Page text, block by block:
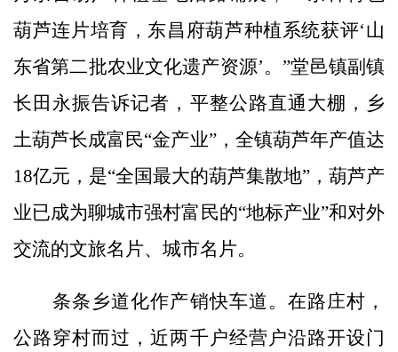
葫芦连片培育，东昌府葫芦种植系统获评‘山
东省第二批农业文化遗产资源’。”堂邑镇副镇
长田永振告诉记者，平整公路直通大棚，乡
土葫芦长成富民“金产业”，全镇葫芦年产值达
18亿元，是“全国最大的葫芦集散地”，葫芦产
业已成为聊城市强村富民的“地标产业”和对外
交流的文旅名片、城市名片。
条条乡道化作产销快车道。在路庄村，
公路穿村而过，近两千户经营户沿路开设门